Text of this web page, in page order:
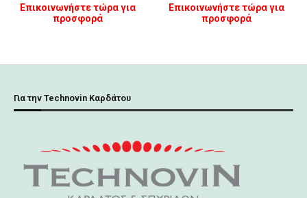
Επικοινωνήστε τώρα για
προσφορά
Επικοινωνήστε τώρα για
προσφορά
Για την Technovin Καρδάτου